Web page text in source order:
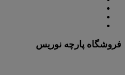
فروشگاه پارچه نوریس